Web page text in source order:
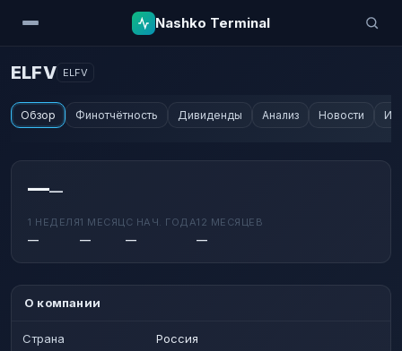
Nashko Terminal
ELFV ELFV
Обзор Финотчётность Дивиденды Анализ Новости
——
1 НЕДЕЛЯ
—
1 МЕСЯЦ
—
С НАЧ. ГОДА
—
12 МЕСЯЦЕВ
—
О компании
Страна
Россия